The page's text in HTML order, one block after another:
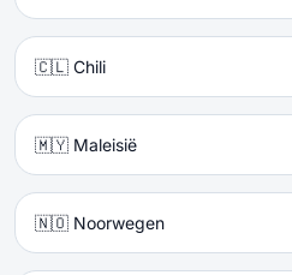
🇨🇱 Chili
🇲🇾 Maleisië
🇳🇴 Noorwegen